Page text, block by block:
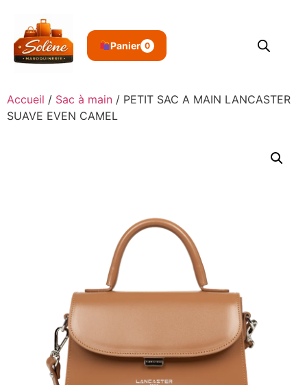
Panier 0
Accueil / Sac à main / PETIT SAC A MAIN LANCASTER
SUAVE EVEN CAMEL